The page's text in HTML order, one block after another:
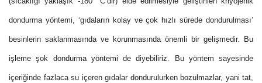
dondurma yöntemi, ‘gıdaların kolay ve çok hızlı sürede dondurulması’
besinlerin saklanmasında ve korunmasında önemli bir gelişmedir. Bu
işleme şok dondurma yöntemi de diyebiliriz. Bu yöntem sayesinde
içeriğinde fazlaca su içeren gıdalar dondurulurken bozulmazlar, yani tat,